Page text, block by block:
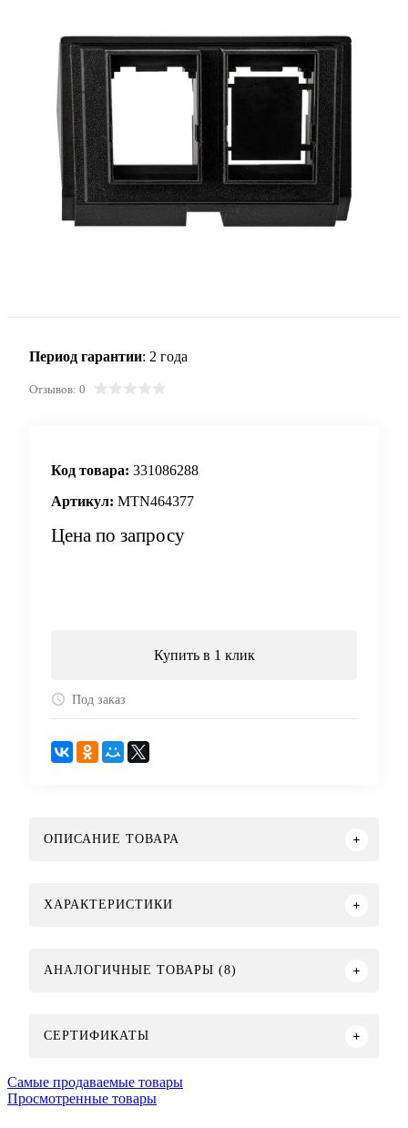
Период гарантии: 2 года
Отзывов: 0
Код товара: 331086288
Артикул: MTN464377
Цена по запросу
Купить в 1 клик
Под заказ
ОПИСАНИЕ ТОВАРА
ХАРАКТЕРИСТИКИ
АНАЛОГИЧНЫЕ ТОВАРЫ (8)
СЕРТИФИКАТЫ
Самые продаваемые товары
Просмотренные товары